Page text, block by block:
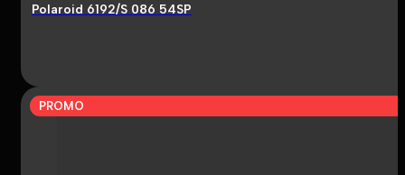
Polaroid 6192/S 086 54SP
PROMO